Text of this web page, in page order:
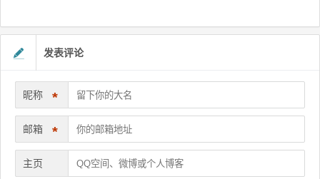
发表评论
昵称 *
邮箱 *
主页